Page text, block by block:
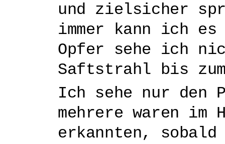
und zielsicher
immer kann ich es
Opfer sehe ich
Saftstrahl bis
Ich sehe nur den
mehrere waren im
erkannten,